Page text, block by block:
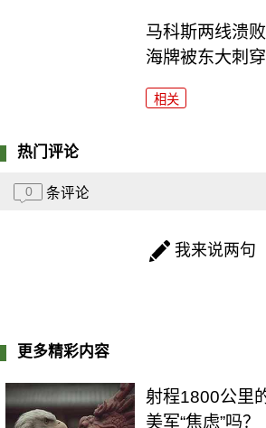
马科斯两线溃
海牌被东大刺穿
相关
热门评论
0 条评论
我来说两句
更多精彩内容
射程1800公里
美军“焦虑”吗？